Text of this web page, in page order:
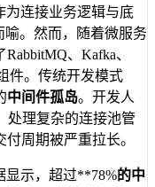
为连接业务逻辑与底
喻。然而，随着微服务
、Kafka、
件。传统开发模式
中间件孤岛。开发人
处理复杂的连接池管
周期被严重拉长。
显示，超过**78%的中